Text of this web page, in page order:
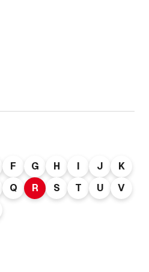
F G H I J
K
Q R S T U
V